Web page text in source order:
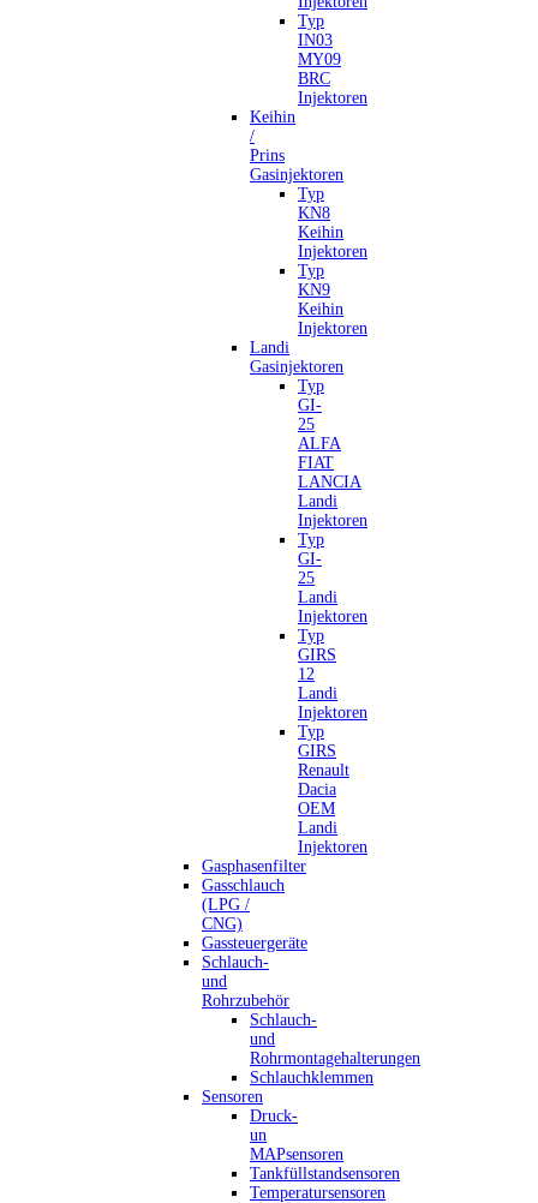
Typ
IN03
MY09
BRC
Injektoren
Keihin
/
Prins
Gasinjektoren
Typ
KN8
Keihin
Injektoren
Typ
KN9
Keihin
Injektoren
Landi
Gasinjektoren
Typ
GI-
25
ALFA
FIAT
LANCIA
Landi
Injektoren
Typ
GI-
25
Landi
Injektoren
Typ
GIRS
12
Landi
Injektoren
Typ
GIRS
Renault
Dacia
OEM
Landi
Injektoren
Gasphasenfilter
Gasschlauch
(LPG /
CNG)
Gassteuergeräte
Schlauch-
und
Rohrzubehör
Schlauch-
und
Rohrmontagehalterungen
Schlauchklemmen
Sensoren
Druck-
un
MAPsensoren
Tankfüllstandsensoren
Temperatursensoren